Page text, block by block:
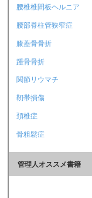
腰椎椎間板ヘルニア
腰部脊柱管狭窄症
膝蓋骨骨折
踵骨骨折
関節リウマチ
靭帯損傷
頚椎症
骨粗鬆症
管理人オススメ書籍